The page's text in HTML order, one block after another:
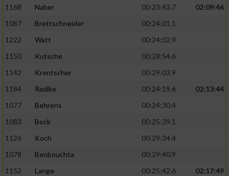
1168
Naber 00:23:43.7
02:09:46
1087
Brettschneider
00:24:01.1
1222
Watt
00:24:02.9
1150
Kutsche
00:28:54.6
1142
Krentscher
00:29:03.9
1184
Radike 00:24:19.6
02:13:44
1077
Behrens
00:24:30.4
1083
Bock
00:25:39.1
1126
Koch
00:29:34.4
1078
Benbouchta
00:29:40.9
1152
Lange 00:25:42.6
02:17:49